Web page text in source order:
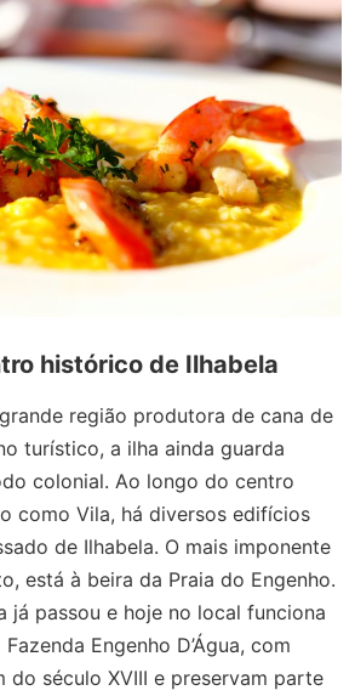
histórico de Ilhabela
região produtora de cana de
turístico, a ilha ainda guarda
colonial. Ao longo do centro
como Vila, há diversos edifícios
de Ilhabela. O mais imponente
está à beira da Praia do Engenho.
já passou e hoje no local funciona
Engenho D’Água, com
do século XVIII e preservam parte